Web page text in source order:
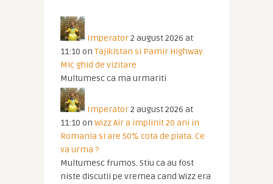
Imperator2 august 2026 at
11:10 on Tajikistan si Pamir Highway.
Mic ghid de vizitare
Multumesc ca ma urmariti
Imperator2 august 2026 at
11:10 on Wizz Air a implinit 20 ani in
Romania si are 50% cota de piata. Ce
va urma ?
Multumesc frumos. Stiu ca au fost
niste discutii pe vremea cand Wizz era